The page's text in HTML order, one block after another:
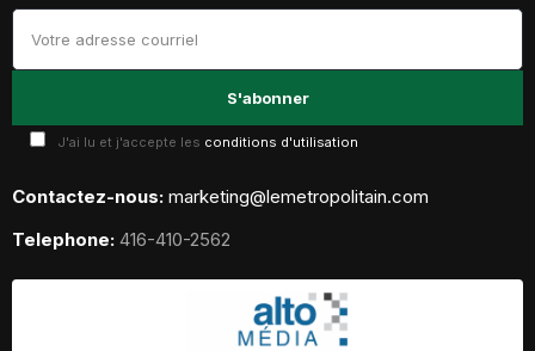
J'ai lu et j'accepte les conditions d'utilisation
Contactez-nous: marketing@lemetropolitain.com
Telephone: 416-410-2562